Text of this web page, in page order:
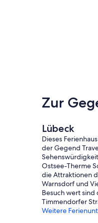
Zur
Lübeck
Dieses
der Gegend
Ostsee-Therme
die Attraktionen
Warnsdorf und
Besuch wert sind
Timmendorfer
Weitere